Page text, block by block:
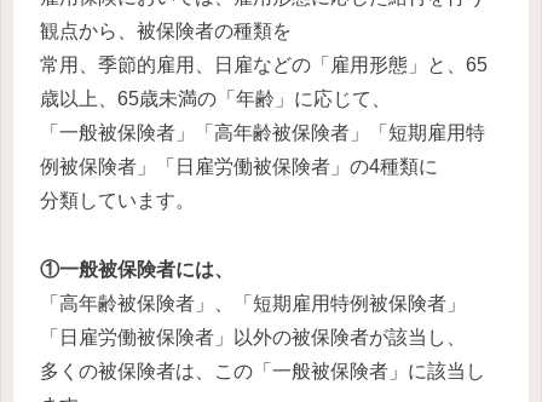
観点から、被保険者の種類を
常用、季節的雇用、日雇などの「雇用形態」と、65
歳以上、65歳未満の「年齢」に応じて、
「一般被保険者」「高年齢被保険者」「短期雇用特
例被保険者」「日雇労働被保険者」の4種類に
分類しています。
①一般被保険者には、
「高年齢被保険者」、「短期雇用特例被保険者」
「日雇労働被保険者」以外の被保険者が該当し、
多くの被保険者は、この「一般被保険者」に該当し